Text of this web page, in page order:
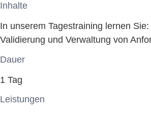
Inhalte
In unserem Tagestraining lernen
Validierung und Verwaltung von
Dauer
1 Tag
Leistungen